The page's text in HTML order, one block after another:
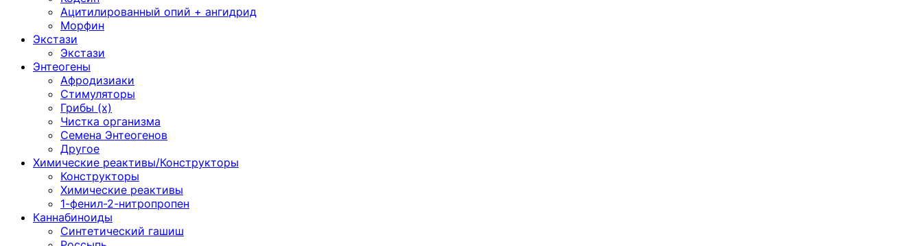
Ацитилированный опий + ангидрид
Морфин
Экстази
Экстази
Энтеогены
Афродизиаки
Стимуляторы
Грибы (х)
Чистка организма
Семена Энтеогенов
Другое
Химические реактивы/Конструкторы
Конструкторы
Химические реактивы
1-фенил-2-нитропропен
Каннабиноиды
Синтетический гашиш